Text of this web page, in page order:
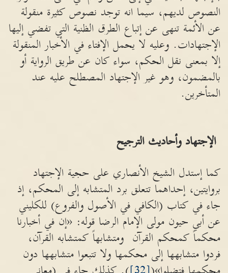
النصوص لديهم، سيما انه توجد نصوص كثيرة منقولة
عن الأئمة تنهى عن إتباع الطرق الظنية التي تفضي إليها
الإجتهادات. وعليه لا يحمل الإفتاء في الأخبار المنقولة
إلا بمعنى نقل الحكم، سواء كان عن طريق الرواية أو
بالمضمون، وهو غير الإجتهاد المصطلح عليه عند
المتأخرين.
الإجتهاد وأحاديث الترجيح
كما إستدل الشيخ الأنصاري على حجية الإجتهاد
بروايتين، إحداهما تتعلق برد المتشابه إلى المحكم، إذ
جاء في كتاب (الكافي في الأصول والفروع) للكليني
عن أبي حيون مولى الإمام الرضا قوله: «إن في أخبارنا
محكماً كمحكم القرآن ومتشابهاً كمتشابه القرآن،
فردوا متشابهها إلى محكمها ولا تتبعوا متشابهها دون